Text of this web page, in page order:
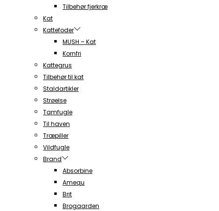
Tilbehør fjerkræ
Kat
Kattefoder
MUSH – Kat
Kornfri
Kattegrus
Tilbehør til kat
Staldartikler
Strøelse
Tamfugle
Til haven
Træpiller
Vildfugle
Brand
Absorbine
Amequ
Brit
Brogaarden